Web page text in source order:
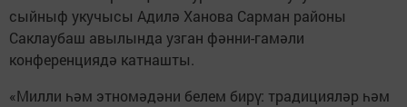
сыйныф укучысы Адилә Ханова Сарман районы
Саклаубаш авылында узган фәнни-гамәли
конференциядә катнашты.
«Милли һәм этномәдәни белем бирү: традицияләр һәм